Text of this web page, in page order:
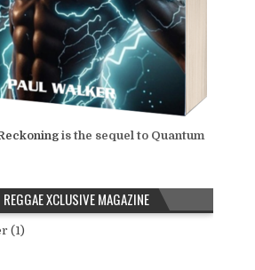
is the sequel to Quantum
REGGAE XCLUSIVE MAGAZINE
(1)